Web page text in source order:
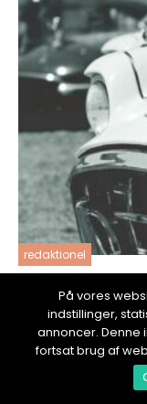
redaktionel
Bruktbil
bilentusiaster
På vores
indstillinger,
annoncer. Denne
fortsat brug af